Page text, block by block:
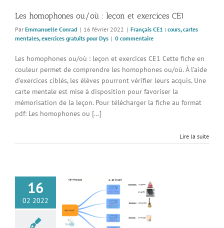
Les homophones ou/où : leçon et exercices CE1
Par Emmanuelle Conrad | 16 février 2022 | Français CE1 : cours, cartes
mentales, exercices gratuits pour Dys | 0 commentaire
Les homophones ou/où : leçon et exercices CE1 Cette fiche en
couleur permet de comprendre les homophones ou/où. À l’aide
d’exercices ciblés, les élèves pourront vérifier leurs acquis. Une
carte mentale est mise à disposition pour favoriser la
mémorisation de la leçon. Pour télécharger la fiche au format
pdf: Les homophones ou [...]
Lire la suite
16
02 2022
gu? : leçon et
CE1
: cours, cartes